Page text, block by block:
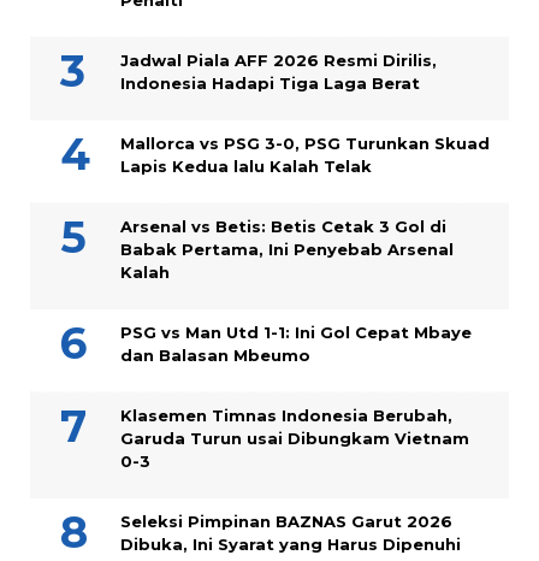
Jadwal Piala AFF 2026 Resmi Dirilis,
Indonesia Hadapi Tiga Laga Berat
Mallorca vs PSG 3-0, PSG Turunkan Skuad
Lapis Kedua lalu Kalah Telak
Arsenal vs Betis: Betis Cetak 3 Gol di
Babak Pertama, Ini Penyebab Arsenal
Kalah
PSG vs Man Utd 1-1: Ini Gol Cepat Mbaye
dan Balasan Mbeumo
Klasemen Timnas Indonesia Berubah,
Garuda Turun usai Dibungkam Vietnam
0-3
Seleksi Pimpinan BAZNAS Garut 2026
Dibuka, Ini Syarat yang Harus Dipenuhi